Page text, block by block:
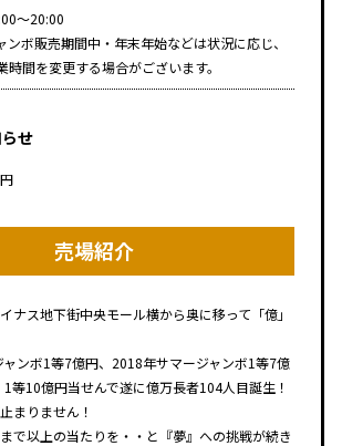
～20:00
ンボ販売期間中・年末年始などは状況に応じ、
時間を変更する場合がございます。
せ
売場紹介
ナス地下街中央モール横から奥に移って「億」
ンボ1等7億円、2018年サマージャンボ1等7億
10億円当せんで遂に億万長者104人目誕生！
まりません！
で以上の当たりを・・と『夢』への挑戦が続き